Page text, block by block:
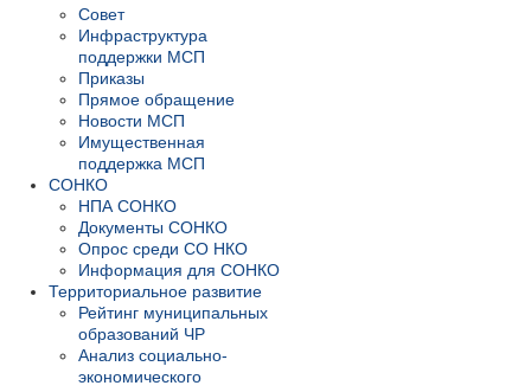
Совет
Инфраструктура
поддержки МСП
Приказы
Прямое обращение
Новости МСП
Имущественная
поддержка МСП
СОНКО
НПА СОНКО
Документы СОНКО
Опрос среди СО НКО
Информация для СОНКО
Территориальное развитие
Рейтинг муниципальных
образований ЧР
Анализ социально-
экономического